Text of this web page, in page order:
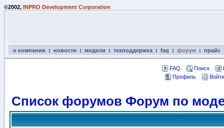
©2002, INPRO Development Corporation
о компании : новости : модели : техподдержка : faq : форум : прайс
FAQ Поиск
Профиль
Список форумов Форум по